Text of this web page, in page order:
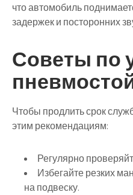
что автомобиль
задержек и посторонних
Советы по
Чтобы продлить срок
этим рекомендациям:
Регулярно
Избегайте резких
на подвеску.